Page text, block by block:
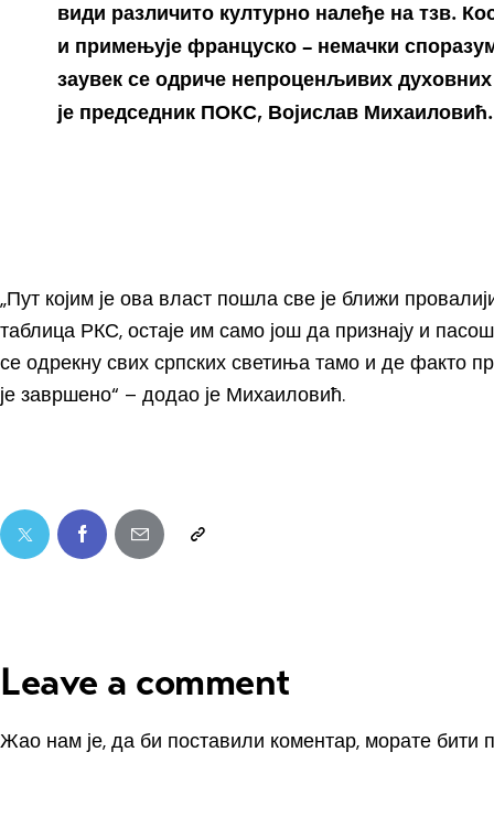
види различито културно налеђе на тзв.
и примењује француско – немачки
заувек се одриче непроценљивих
је председник ПОКС, Војислав Михаиловић.
„Пут којим је ова власт пошла све је ближи
таблица РКС, остаје им само још да признају и
се одрекну свих српских светиња тамо и де факто
је завршено“ – додао је Михаиловић.
Leave a comment
Жао нам је, да би поставили коментар, морате бити